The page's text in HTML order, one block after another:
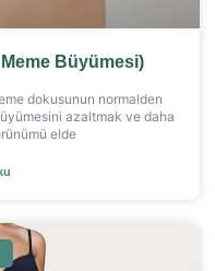
Büyümesi)
dokusunun normalden
azaltmak ve daha
elde